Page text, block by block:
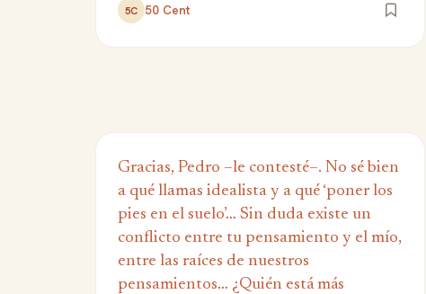
5C 50 Cent
Gracias, Pedro –le contesté–. No sé bien
a qué llamas idealista y a qué ‘poner los
pies en el suelo’… Sin duda existe un
conflicto entre tu pensamiento y el mío,
entre las raíces de nuestros
pensamientos… ¿Quién está más